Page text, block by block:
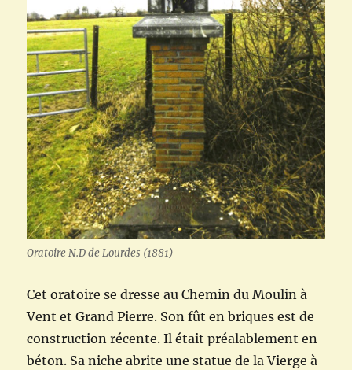
Oratoire N.D de Lourdes (1881)
Cet oratoire se dresse au Chemin du Moulin à
Vent et Grand Pierre. Son fût en briques est de
construction récente. Il était préalablement en
béton. Sa niche abrite une statue de la Vierge à